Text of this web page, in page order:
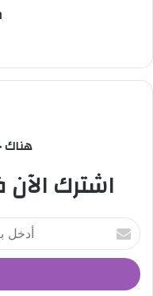
هناك
اشترك الآن
أ
د
خ
ل